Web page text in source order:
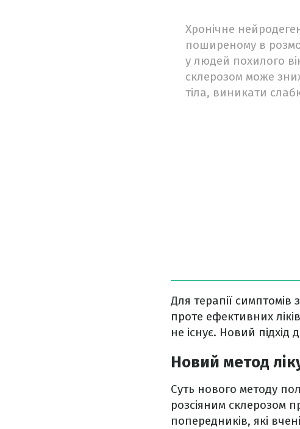
Хронічне
поширеному в
у людей похилого
склерозом може
тіла, виникати
Для терапії
проте ефективних
не існує. Новий підхід
Новий метод
Суть нового методу
розсіяним склерозом
попередників, які